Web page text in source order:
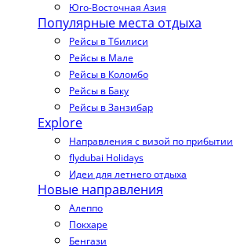
Юго-Восточная Азия
Популярные места отдыха
Рейсы в Тбилиси
Рейсы в Мале
Рейсы в Коломбо
Рейсы в Баку
Рейсы в Занзибар
Explore
Направления с визой по прибытии
flydubai Holidays
Идеи для летнего отдыха
Новые направления
Алеппо
Покхаре
Бенгази